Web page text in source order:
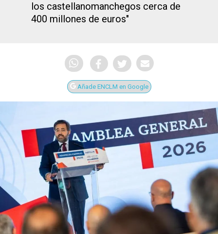
los castellanomanchegos cerca de
400 millones de euros"
Añade ENCLM en Google